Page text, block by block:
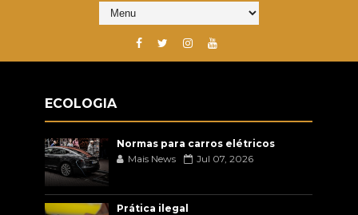
ECOLOGIA
Normas para carros elétricos
Mais News
Jul 07, 2026
Prática ilegal